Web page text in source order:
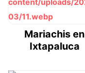
Mariachis en
Ixtapaluca